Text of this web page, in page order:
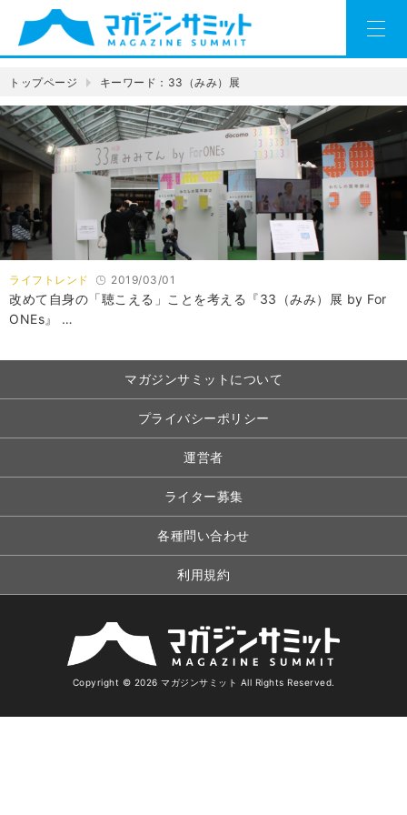
トップページ キーワード：33（みみ）展
ライフトレンド 2019/03/01
改めて自身の「聴こえる」ことを考える『33（みみ）展 by For
ONEs』 …
マガジンサミットについて
プライバシーポリシー
運営者
ライター募集
各種問い合わせ
利用規約
Copyright © 2026 マガジンサミット All Rights Reserved.